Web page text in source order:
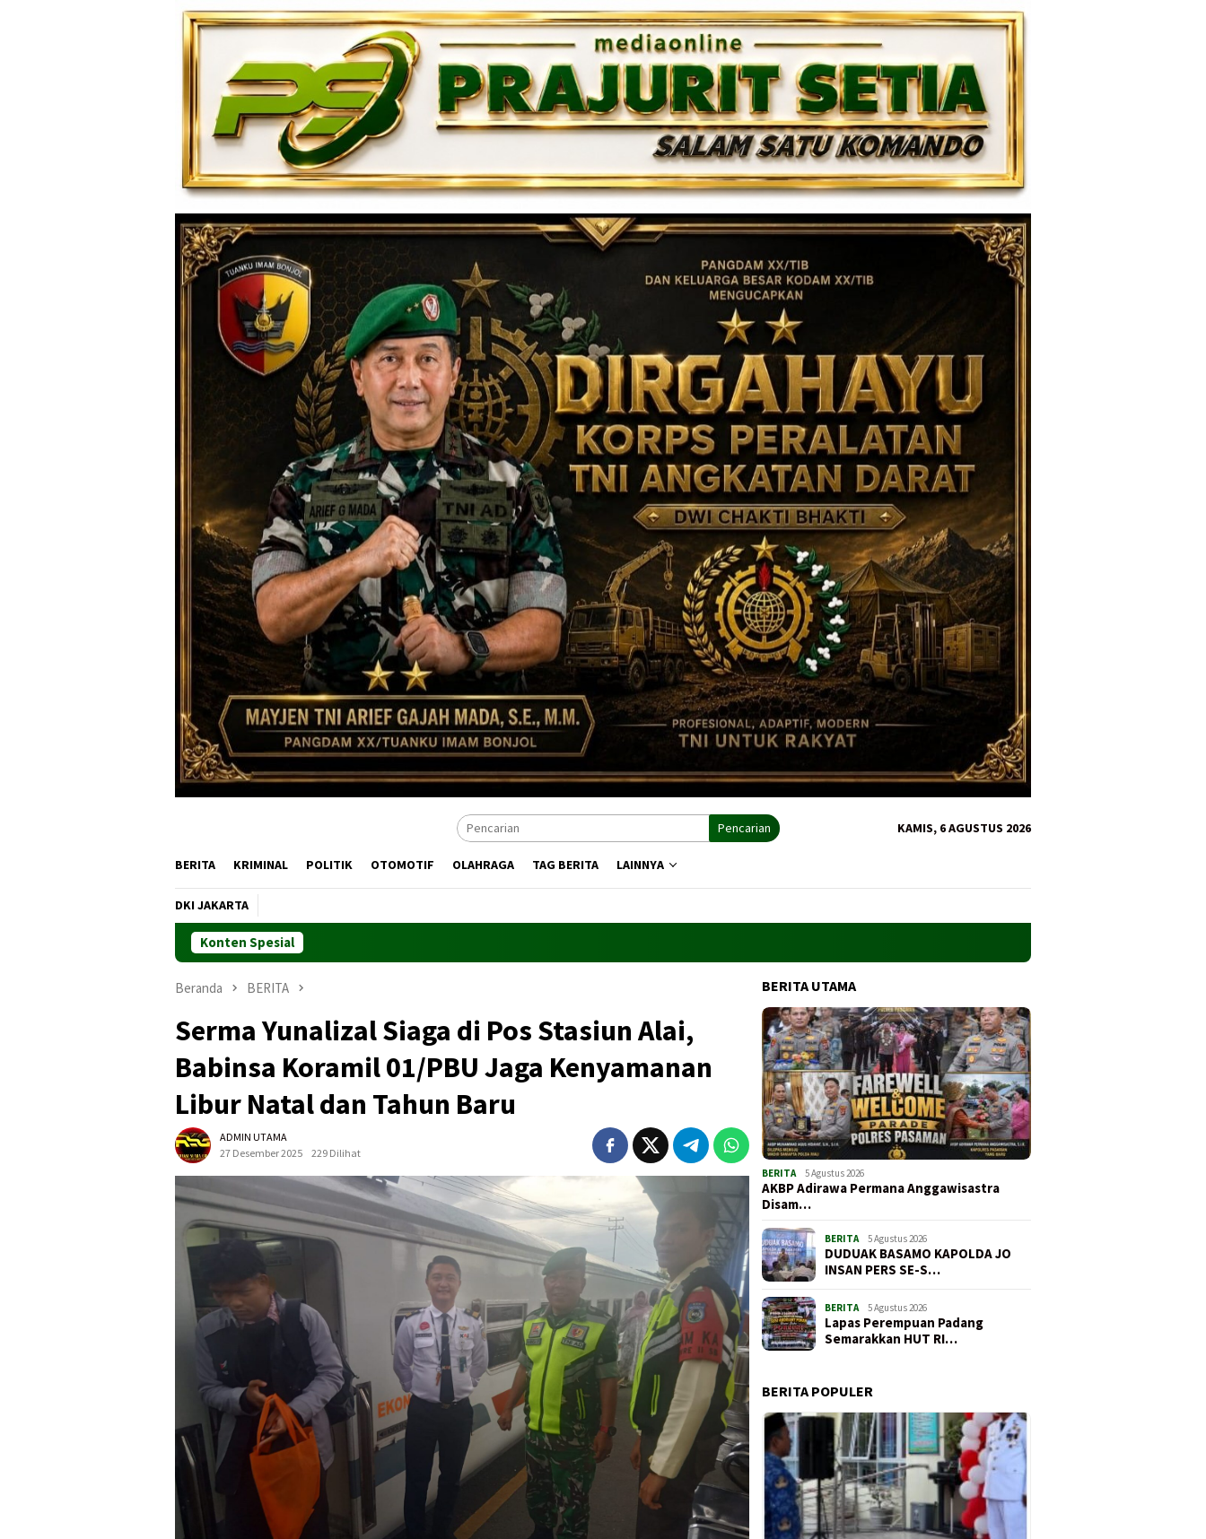
Pencarian KAMIS, 6 AGUSTUS 2026
BERITA KRIMINAL POLITIK OTOMOTIF OLAHRAGA TAG BERITA LAINNYA
DKI JAKARTA
Konten Spesial
Beranda BERITA
Serma Yunalizal Siaga di Pos Stasiun Alai,
Babinsa Koramil 01/PBU Jaga Kenyamanan
Libur Natal dan Tahun Baru
ADMIN UTAMA
27 Desember 2025
229 Dilihat
BERITA UTAMA
BERITA 5 Agustus 2026
AKBP Adirawa Permana Anggawisastra
Disam…
BERITA 5 Agustus 2026
DUDUAK BASAMO KAPOLDA JO
INSAN PERS SE-S…
BERITA 5 Agustus 2026
Lapas Perempuan Padang
Semarakkan HUT RI…
BERITA POPULER